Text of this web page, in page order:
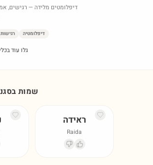
דיפלומטים מלידה — רגישים,
דיפלומטיה רגישות
גלו עוד
שמות
ראידה
Raida